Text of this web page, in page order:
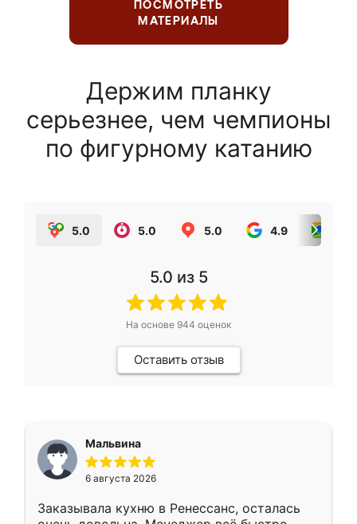
ПОСМОТРЕТЬ
МАТЕРИАЛЫ
Держим планку
серьезнее, чем чемпионы
по фигурному катанию
5.0 5.0 5.0 4.9
5.0 из 5
На основе 944 оценок
Оставить отзыв
Мальвина
6 августа 2026
Заказывала кухню в Ренессанс, осталась